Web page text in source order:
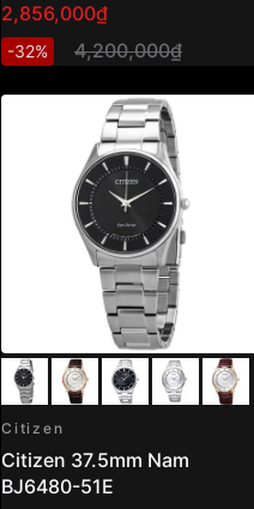
2,856,000₫
-32% 4,200,000₫
Citizen
Citizen 37.5mm Nam
BJ6480-51E